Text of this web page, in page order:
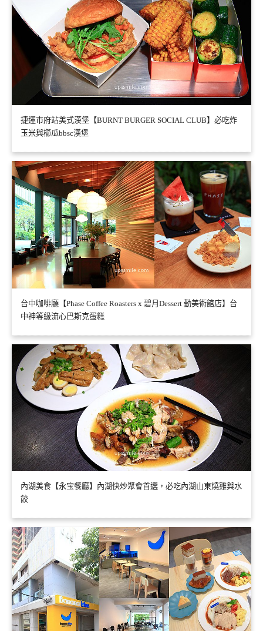
捷運市府站美式漢堡【BURNT BURGER SOCIAL CLUB】必吃炸
玉米與櫛瓜bbsc漢堡
台中咖啡廳【Phase Coffee Roasters x 碧月Dessert 勤美術館店】台
中神等級流心巴斯克蛋糕
內湖美食【永宝餐廳】內湖快炒聚會首選，必吃內湖山東燒雞與水
餃